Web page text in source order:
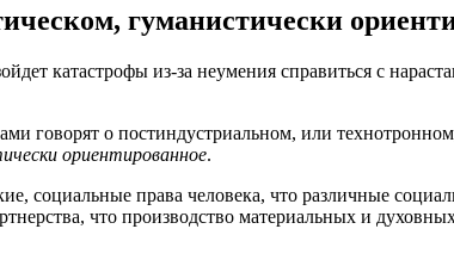
гуманистически
катастрофы из-за неумения справиться с
говорят о постиндустриальном, или
ориентированное.
социальные права человека, что различные
что производство материальных и